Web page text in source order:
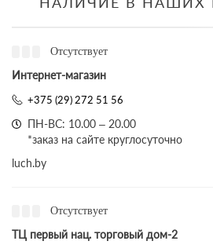
Отсутствует
Интернет-магазин
+375 (29) 272 51 56
ПН-ВС: 10.00 – 20.00
*заказ на сайте круглосуточно
luch.by
Отсутствует
ТЦ первый нац. торговый дом-2